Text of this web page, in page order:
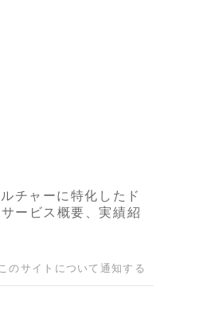
チャーに特化したド
ービス概要、実績紹
このサイトについて通知する